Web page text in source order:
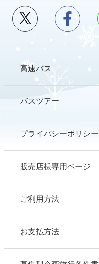
高速バス
バスツアー
プライバシーポリシー
販売店様専用ページ
ご利用方法
お支払方法